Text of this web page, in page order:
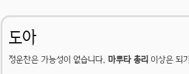
도아
정운찬은 가능성이 없습니다. 마루타 총리 이상은 되